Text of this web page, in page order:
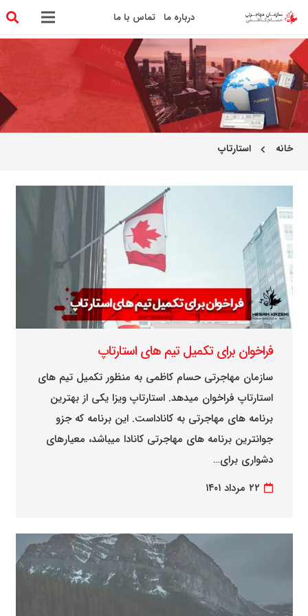
درباره ما تماس با ما
خانه chevron_left استارتاپ
فراخوان برای تکمیل تیم های استارتاپ
سازمان مهاجرتی حسام کاظمی به منظور تکمیل تیم های
استارتاپ فراخوان میدهد. استارتاپ ویزا یکی از بهترین
برنامه های مهاجرتی به کاناداست. این برنامه که جزو
جوانترین برنامه های مهاجرتی کانادا میباشد، معیارهای
دشواری برای…
۲۲ مرداد ۱۴۰۱